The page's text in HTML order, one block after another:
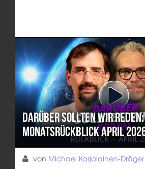
Darüber sollten wir reden:
Monatsrückblick April
von Michael Karjalainen-Dräger